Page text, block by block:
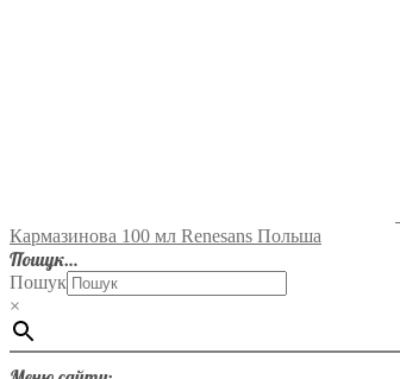
Кармазинова 100 мл Renesans Польша
Пошук…
Пошук
×